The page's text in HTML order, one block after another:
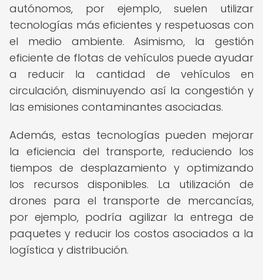
autónomos, por ejemplo, suelen utilizar
tecnologías más eficientes y respetuosas con
el medio ambiente. Asimismo, la gestión
eficiente de flotas de vehículos puede ayudar
a reducir la cantidad de vehículos en
circulación, disminuyendo así la congestión y
las emisiones contaminantes asociadas.
Además, estas tecnologías pueden mejorar
la eficiencia del transporte, reduciendo los
tiempos de desplazamiento y optimizando
los recursos disponibles. La utilización de
drones para el transporte de mercancías,
por ejemplo, podría agilizar la entrega de
paquetes y reducir los costos asociados a la
logística y distribución.